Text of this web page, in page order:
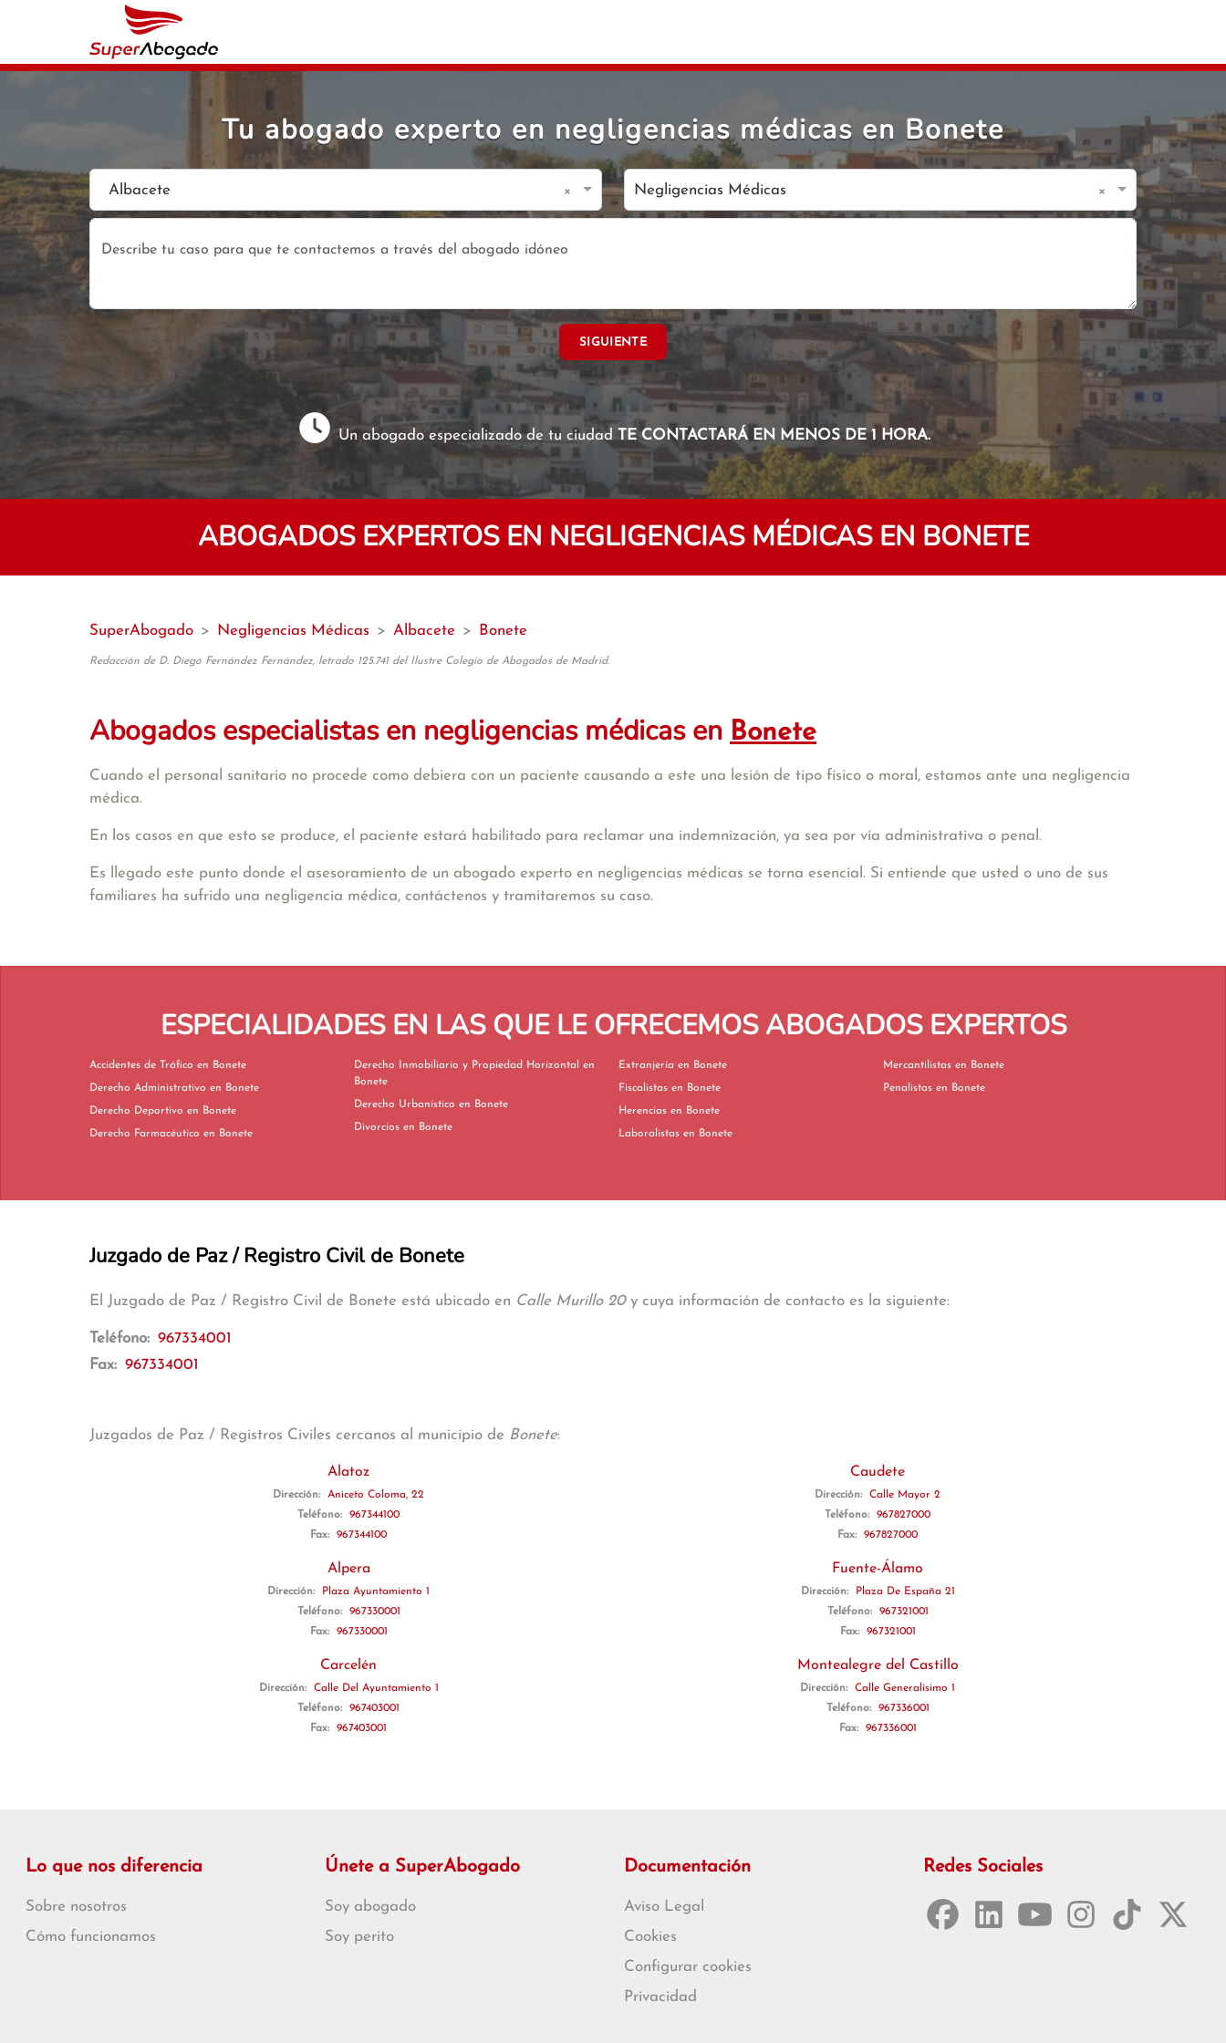
Tu abogado experto en negligencias médicas en Bonete
Albacete × Negligencias Médicas ×
SIGUIENTE
Un abogado especializado de tu ciudad TE CONTACTARÁ EN MENOS DE 1 HORA.
ABOGADOS EXPERTOS EN NEGLIGENCIAS MÉDICAS EN BONETE
SuperAbogado > Negligencias Médicas > Albacete > Bonete
Redacción de D. Diego Fernández Fernández, letrado 125.741 del Ilustre Colegio de Abogados de Madrid.
Abogados especialistas en negligencias médicas en Bonete
Cuando el personal sanitario no procede como debiera con un paciente causando a este una lesión de tipo físico o moral, estamos ante una negligencia
médica.
En los casos en que esto se produce, el paciente estará habilitado para reclamar una indemnización, ya sea por vía administrativa o penal.
Es llegado este punto donde el asesoramiento de un abogado experto en negligencias médicas se torna esencial. Si entiende que usted o uno de sus
familiares ha sufrido una negligencia médica, contáctenos y tramitaremos su caso.
ESPECIALIDADES EN LAS QUE LE OFRECEMOS ABOGADOS EXPERTOS
Accidentes de Tráfico en Bonete
Derecho Administrativo en Bonete
Derecho Deportivo en Bonete
Derecho Farmacéutico en Bonete
Derecho Inmobiliario y Propiedad Horizontal en
Bonete
Derecho Urbanístico en Bonete
Divorcios en Bonete
Extranjería en Bonete
Fiscalistas en Bonete
Herencias en Bonete
Laboralistas en Bonete
Mercantilistas en Bonete
Penalistas en Bonete
Juzgado de Paz / Registro Civil de Bonete
El Juzgado de Paz / Registro Civil de Bonete está ubicado en Calle Murillo 20y cuya información de contacto es la siguiente:
Teléfono: 967334001
Fax: 967334001
Juzgados de Paz / Registros Civiles cercanos al municipio de Bonete:
Alatoz
Dirección:
Aniceto Coloma, 22
Teléfono:
967344100
Fax:
967344100
Alpera
Dirección:
Plaza Ayuntamiento 1
Teléfono:
967330001
Fax:
967330001
Carcelén
Dirección:
Calle Del Ayuntamiento 1
Teléfono:
967403001
Fax:
967403001
Caudete
Dirección:
Calle Mayor 2
Teléfono:
967827000
Fax:
967827000
Fuente-Álamo
Dirección:
Plaza De España 21
Teléfono:
967321001
Fax:
967321001
Montealegre del Castillo
Dirección:
Calle Generalísimo 1
Teléfono:
967336001
Fax:
967336001
Lo que nos diferencia
Sobre nosotros
Cómo funcionamos
Únete a SuperAbogado
Soy abogado
Soy perito
Documentación
Aviso Legal
Cookies
Configurar cookies
Privacidad
Redes Sociales